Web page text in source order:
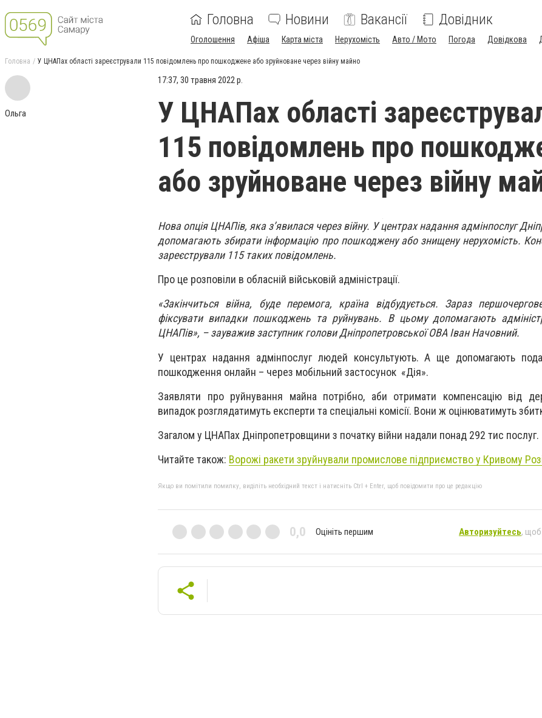
Головна Новини Вакансії Довідник
Оголошення Афіша Карта міста Нерухомість Авто / Мото Погода Довідкова
Головна У ЦНАПах області зареєстрували 115 повідомлень про пошкоджене або зруйноване через війну майно
Ольга
17:37, 30 травня 2022 р.
У ЦНАПах області
115 повідомлень про
або зруйноване через війну
Нова опція ЦНАПів, яка з’явилася через війну. У центрах надання адмінпослуг
допомагають збирати інформацію про пошкоджену або знищену нерухомість.
зареєстрували 115 таких повідомлень.
Про це розповіли в обласній військовій адміністрації.
«Закінчиться війна, буде перемога, країна відбудується. Зараз
фіксувати випадки пошкоджень та руйнувань. В цьому допомагають
ЦНАПів», – зауважив заступник голови Дніпропетровської ОВА Іван Начовний.
У центрах надання адмінпослуг людей консультують. А ще допомагають
пошкодження онлайн – через мобільний застосунок «Дія».
Заявляти про руйнування майна потрібно, аби отримати компенсацію від
випадок розглядатимуть експерти та спеціальні комісії. Вони ж оцінюватимуть
Загалом у ЦНАПах Дніпропетровщини з початку війни надали понад 292 тис послуг.
Читайте також: Ворожі ракети зруйнували промислове підприємство у Кривому
Якщо ви помітили помилку, виділіть необхідний текст і натисніть Ctrl + Enter, щоб повідомити про це редакцію
0,0 Оцініть першим Авторизуйтесь, щоб